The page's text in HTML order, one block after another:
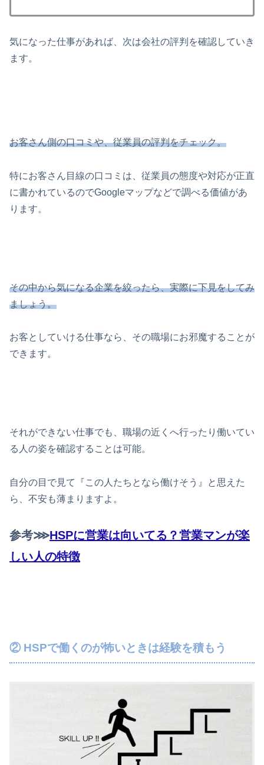
気になった仕事があれば、次は会社の評判を確認していき
ます。
お客さん側の口コミや、従業員の評判をチェック。
特にお客さん目線の口コミは、従業員の態度や対応が正直
に書かれているのでGoogleマップなどで調べる価値があ
ります。
その中から気になる企業を絞ったら、実際に下見をしてみ
ましょう。
お客としていける仕事なら、その職場にお邪魔することが
できます。
それができない仕事でも、職場の近くへ行ったり働いてい
る人の姿を確認することは可能。
自分の目で見て『この人たちとなら働けそう』と思えた
ら、不安も薄まりますよ。
参考⋙HSPに営業は向いてる？営業マンが楽
しい人の特徴
② HSPで働くのが怖いときは経験を積もう